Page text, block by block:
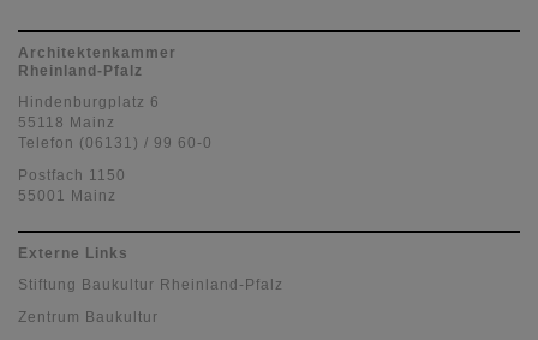
Architektenkammer
Rheinland-Pfalz
Hindenburgplatz 6
55118 Mainz
Telefon (06131) / 99 60-0
Postfach 1150
55001 Mainz
Externe Links
Stiftung Baukultur Rheinland-Pfalz
Zentrum Baukultur